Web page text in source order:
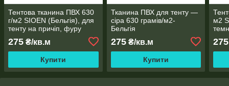
Тентова тканина ПВХ 630
г/м2 SIOEN (Бельгія), для
тенту на причіп, фуру
275 ₴/кв.м
Купити
Тканина ПВХ для тенту —
сіра 630 грамів/м2-
Бельгія
275₴/кв.м
Купити
м2
275